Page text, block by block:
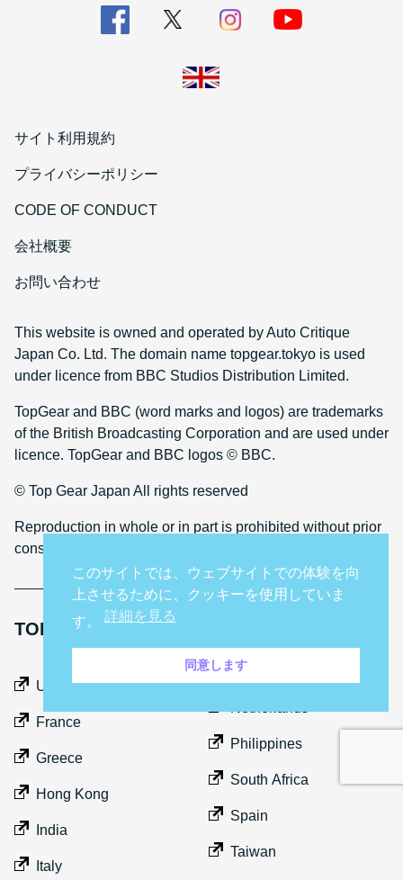
サイト利用規約
プライバシーポリシー
CODE OF CONDUCT
会社概要
お問い合わせ
This website is owned and operated by Auto Critique
Japan Co. Ltd. The domain name topgear.tokyo is used
under licence from BBC Studios Distribution Limited.
TopGear and BBC (word marks and logos) are trademarks
of the British Broadcasting Corporation and are used under
licence. TopGear and BBC logos © BBC.
© Top Gear Japan All rights reserved
Reproduction in whole or in part is prohibited without prior
consent
TOP GEAR INTERNATIONAL SITES
UK
France
Greece
Hong Kong
India
Italy
Middle East
Philippines
South Africa
Spain
Taiwan
このサイトでは、ウェブサイトでの体験を向
上させるために、クッキーを使用していま
す。 詳細を見る
同意します